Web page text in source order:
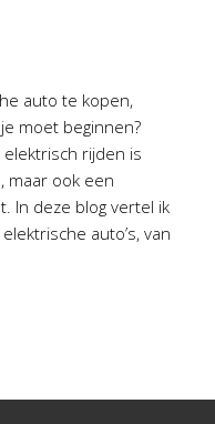
auto te kopen,
moet beginnen?
rijden is
maar ook een
In deze blog vertel ik
auto’s, van